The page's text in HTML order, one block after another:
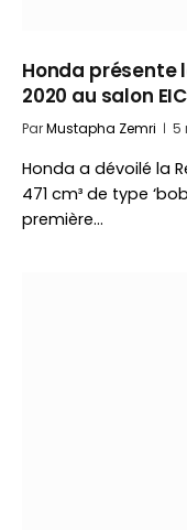
Honda présente
2020 au salon
ParMustapha Zemri 5
Honda a dévoilé la
471 cm³ de type
première…